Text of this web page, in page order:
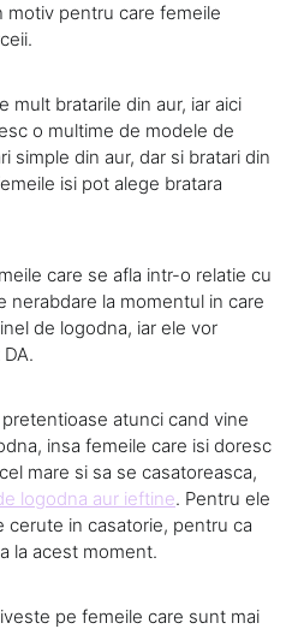
motiv pentru care femeile
mult bratarile din aur, iar aici
o multime de modele de
simple din aur, dar si bratari din
isi pot alege bratara
care se afla intr-o relatie cu
nerabdare la momentul in care
de logodna, iar ele vor
atunci cand vine
insa femeile care isi doresc
mare si sa se casatoreasca,
logodna aur ieftine. Pentru ele
in casatorie, pentru ca
la acest moment.
pe femeile care sunt mai